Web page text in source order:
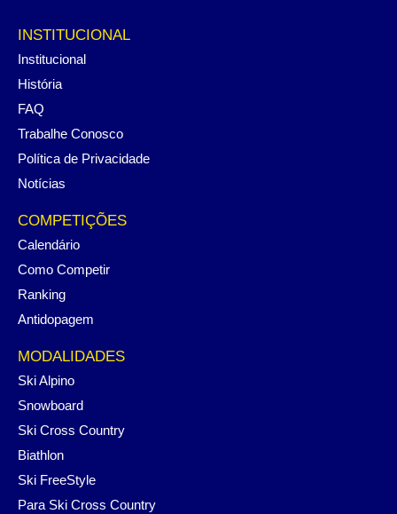
INSTITUCIONAL
Institucional
História
FAQ
Trabalhe Conosco
Política de Privacidade
Notícias
COMPETIÇÕES
Calendário
Como Competir
Ranking
Antidopagem
MODALIDADES
Ski Alpino
Snowboard
Ski Cross Country
Biathlon
Ski FreeStyle
Para Ski Cross Country